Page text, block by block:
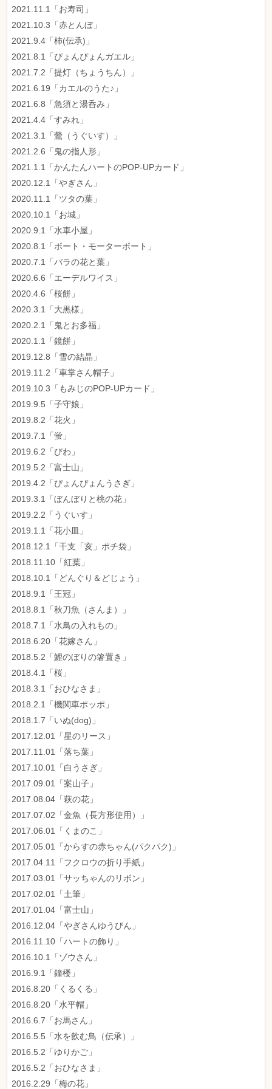
2021.11.1「お寿司」
2021.10.3「赤とんぼ」
2021.9.4「柿(伝承)」
2021.8.1「ぴょんぴょんガエル」
2021.7.2「提灯（ちょうちん）」
2021.6.19「カエルのうた♪」
2021.6.8「急須と湯呑み」
2021.4.4「すみれ」
2021.3.1「鶯（うぐいす）」
2021.2.6「鬼の指人形」
2021.1.1「かんたんハートのPOP-UPカード」
2020.12.1「やぎさん」
2020.11.1「ツタの葉」
2020.10.1「お城」
2020.9.1「水車小屋」
2020.8.1「ボート・モーターボート」
2020.7.1「バラの花と葉」
2020.6.6「エーデルワイス」
2020.4.6「桜餅」
2020.3.1「大黒様」
2020.2.1「鬼とお多福」
2020.1.1「鏡餅」
2019.12.8「雪の結晶」
2019.11.2「車掌さん帽子」
2019.10.3「もみじのPOP-UPカード」
2019.9.5「子守娘」
2019.8.2「花火」
2019.7.1「蛍」
2019.6.2「びわ」
2019.5.2「富士山」
2019.4.2「ぴょんぴょんうさぎ」
2019.3.1「ぼんぼりと桃の花」
2019.2.2「うぐいす」
2019.1.1「花小皿」
2018.12.1「干支「亥」ポチ袋」
2018.11.10「紅葉」
2018.10.1「どんぐり＆どじょう」
2018.9.1「王冠」
2018.8.1「秋刀魚（さんま）」
2018.7.1「水鳥の入れもの」
2018.6.20「花嫁さん」
2018.5.2「鯉のぼりの箸置き」
2018.4.1「桜」
2018.3.1「おひなさま」
2018.2.1「機関車ポッポ」
2018.1.7「いぬ(dog)」
2017.12.01「星のリース」
2017.11.01「落ち葉」
2017.10.01「白うさぎ」
2017.09.01「案山子」
2017.08.04「萩の花」
2017.07.02「金魚（長方形使用）」
2017.06.01「くまのこ」
2017.05.01「からすの赤ちゃん(パクパク)」
2017.04.11「フクロウの折り手紙」
2017.03.01「サッちゃんのリボン」
2017.02.01「土筆」
2017.01.04「富士山」
2016.12.04「やぎさんゆうびん」
2016.11.10「ハートの飾り」
2016.10.1「ゾウさん」
2016.9.1「鐘楼」
2016.8.20「くるくる」
2016.8.20「水平帽」
2016.6.7「お馬さん」
2016.5.5「水を飲む鳥（伝承）」
2016.5.2「ゆりかご」
2016.5.2「おひなさま」
2016.2.29「梅の花」